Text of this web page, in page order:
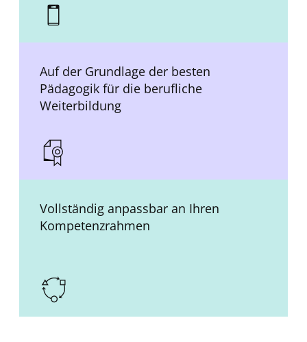
Auf der Grundlage der besten
Pädagogik für die berufliche
Weiterbildung
Vollständig anpassbar an Ihren
Kompetenzrahmen